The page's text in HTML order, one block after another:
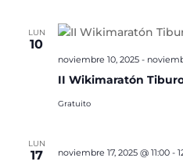
LUN
10
II Wikimaratón
noviembre 10, 2025-
Gratuito
LUN
17 noviembre 17, 2025 @ 11:00-